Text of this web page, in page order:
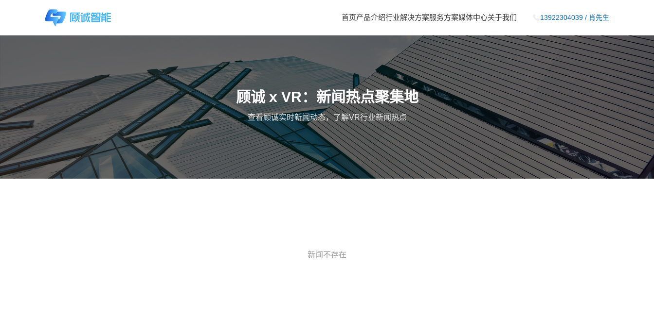
首页产品介绍行业解决方案服务方案媒体中心关于我们 13922304039 / 肖先生
顾诚 x VR：新闻热点聚集地
查看顾诚实时新闻动态，了解VR行业新闻热点
新闻不存在